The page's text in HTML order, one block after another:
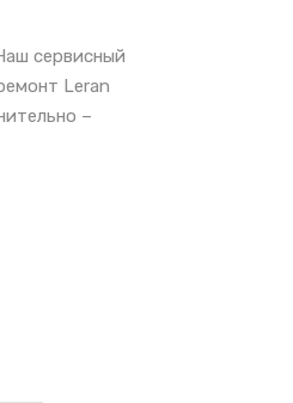
сервисный
Leran
–